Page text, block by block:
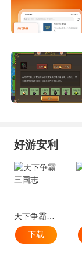
好游安利
天下争霸三国志
下载